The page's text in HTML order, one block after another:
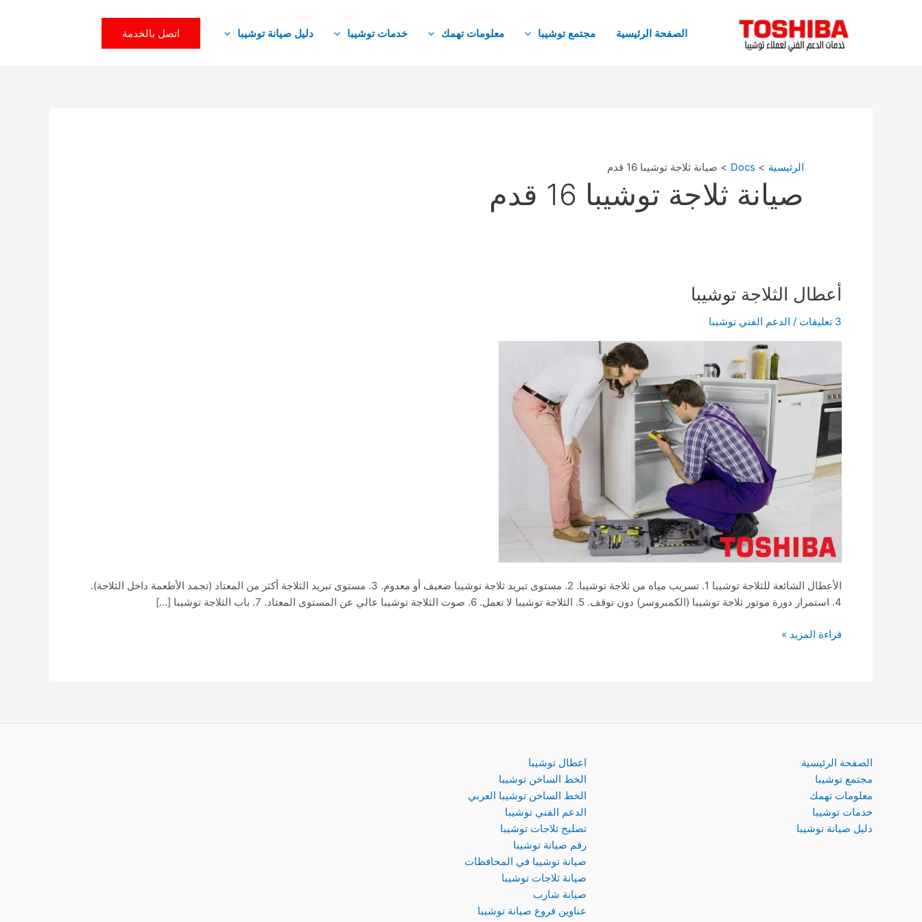
الصفحة الرئيسية مجتمع توشيبا معلومات تهمك خدمات توشيبا دليل صيانة توشيبا اتصل بالخدمة
الرئيسية Docs صيانة ثلاجة توشيبا 16 قدم
صيانة ثلاجة توشيبا 16 قدم
أعطال الثلاجة توشيبا
3 تعليقات / الدعم الفني توشيبا
الأعطال الشائعة للثلاجة توشيبا 1. تسريب مياه من ثلاجة توشيبا. 2. مستوى تبريد ثلاجة توشيبا ضعيف أو معدوم. 3. مستوى تبريد الثلاجة أكثر من المعتاد (تجمد الأطعمة داخل الثلاجة).
4. استمرار دورة موتور ثلاجة توشيبا (الكمبروسر) دون توقف. 5. الثلاجة توشيبا لا تعمل. 6. صوت الثلاجة توشيبا عالي عن المستوى المعتاد. 7. باب الثلاجة توشيبا […]
أعطال
توشيبا
قراءة المزيد »
الصفحة الرئيسية
مجتمع توشيبا
معلومات تهمك
خدمات توشيبا
دليل صيانة توشيبا
اعطال توشيبا
الخط الساخن توشيبا
الخط الساخن توشيبا العربي
الدعم الفني توشيبا
تصليح ثلاجات توشيبا
رقم صيانة توشيبا
صيانة توشيبا في المحافظات
صيانة ثلاجات توشيبا
صيانة شارب
عناوين فروع صيانة توشيبا